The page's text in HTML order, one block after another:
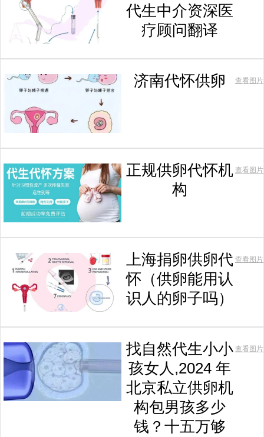
代生中介资深医
疗顾问翻译
济南代怀供卵 查看图片
正规供卵代怀机
构
查看图片
上海捐卵供卵代
怀（供卵能用认
识人的卵子吗）
查看图片
找自然代生小小
孩女人,2024 年
北京私立供卵机
构包男孩多少
钱？十五万够
查看图片